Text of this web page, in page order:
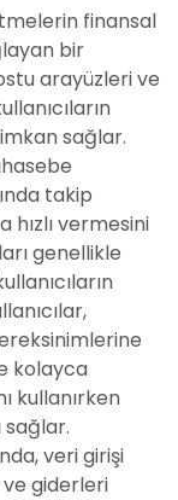
finansal
bir
arayüzleri ve
sağlar.
takip
hızlı vermesini
genellikle
kolayca
kullanırken
sağlar.
veri girişi
ve giderleri